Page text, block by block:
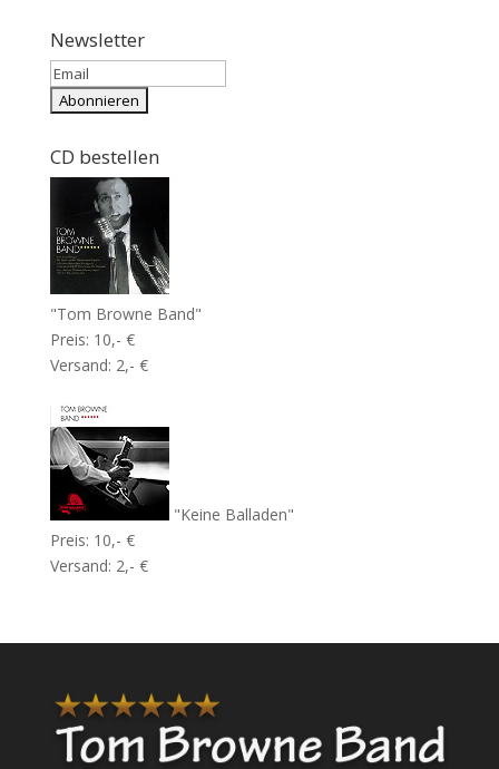
Newsletter
CD bestellen
"Tom Browne Band"
Preis: 10,- €
Versand: 2,- €
"Keine Balladen"
Preis: 10,- €
Versand: 2,- €